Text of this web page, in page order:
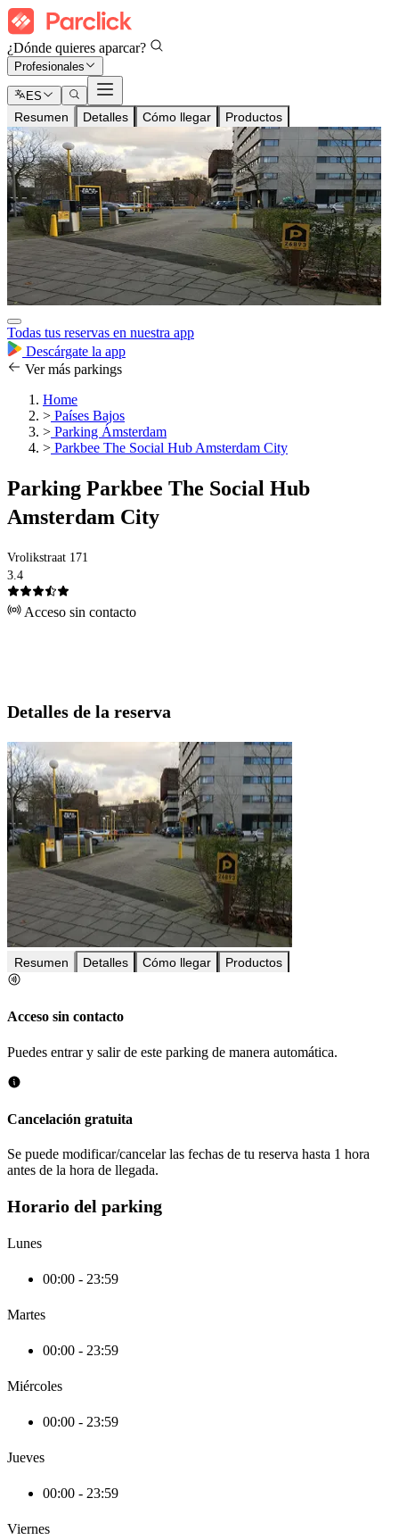
¿Dónde quieres aparcar?
Profesionales
ES
Resumen Detalles Cómo llegar Productos
Todas tus reservas en nuestra app
Descárgate la app
Ver más parkings
Home
> Países Bajos
> Parking Ámsterdam
> Parkbee The Social Hub Amsterdam City
Parking Parkbee The Social Hub
Amsterdam City
Vrolikstraat 171
3.4
Acceso sin contacto
Detalles de la reserva
Resumen Detalles Cómo llegar Productos
Acceso sin contacto
Puedes entrar y salir de este parking de manera automática.
Cancelación gratuita
Se puede modificar/cancelar las fechas de tu reserva hasta 1 hora
antes de la hora de llegada.
Horario del parking
Lunes
00:00 - 23:59
Martes
00:00 - 23:59
Miércoles
00:00 - 23:59
Jueves
00:00 - 23:59
Viernes